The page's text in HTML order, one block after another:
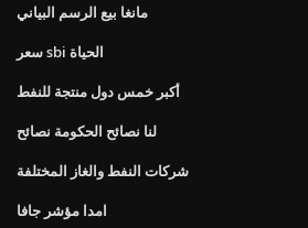
مانغا بيع الرسم البياني
سعر sbi الحياة
أكبر خمس دول منتجة للنفط
لنا نصائح الحكومة نصائح
شركات النفط والغاز المختلفة
امدا مؤشر جافا